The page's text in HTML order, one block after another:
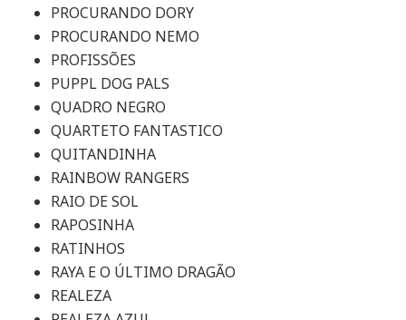
PROCURANDO DORY
PROCURANDO NEMO
PROFISSÕES
PUPPL DOG PALS
QUADRO NEGRO
QUARTETO FANTASTICO
QUITANDINHA
RAINBOW RANGERS
RAIO DE SOL
RAPOSINHA
RATINHOS
RAYA E O ÚLTIMO DRAGÃO
REALEZA